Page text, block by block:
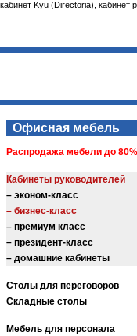
кабинет Kyu (Directoria), кабинет
Офисная мебель
Распродажа мебели до
Кабинеты руководителей
– эконом-класс
– бизнес-класс
– премиум класс
– президент-класс
– домашние кабинеты
Столы для переговоров
Складные столы
Мебель для персонала